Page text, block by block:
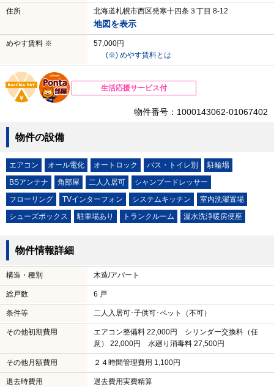
住所 北海道札幌市西区発寒十四条３丁目 8-12
地図を表示
めやす賃料 ※
57,000円
(※) めやす賃料とは
生活応援サービス付
物件番号：1000143062-01067402
物件の設備
エアコン オール電化 オートロック バス・トイレ別
駐輪場
BSアンテナ
角部屋 二人入居可
シャンプードレッサー
フローリング
TVインターフォン システムキッチン
室内洗濯置場
シューズボックス
駐車場あり トランクルーム 温水洗浄暖房便座
物件情報詳細
構造・種別 木造/アパート
総戸数 6 戸
条件等 二人入居可･子供可･ペット（不可）
その他初期費用
エアコン整備料 22,000円 シリンダー交換料（任
意） 22,000円 水廻り消毒料 27,500円
その他月額費用 ２４時間管理費用 1,100円
退去時費用
退去費用実費精算